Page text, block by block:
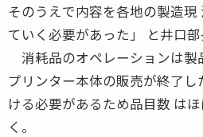
そのうえで内容を各地の製造現
ていく必要があった」 と井口部
消耗品のオペレーションは製
プリンター本体の販売が終了
ける必要があるため品目数 は
く。